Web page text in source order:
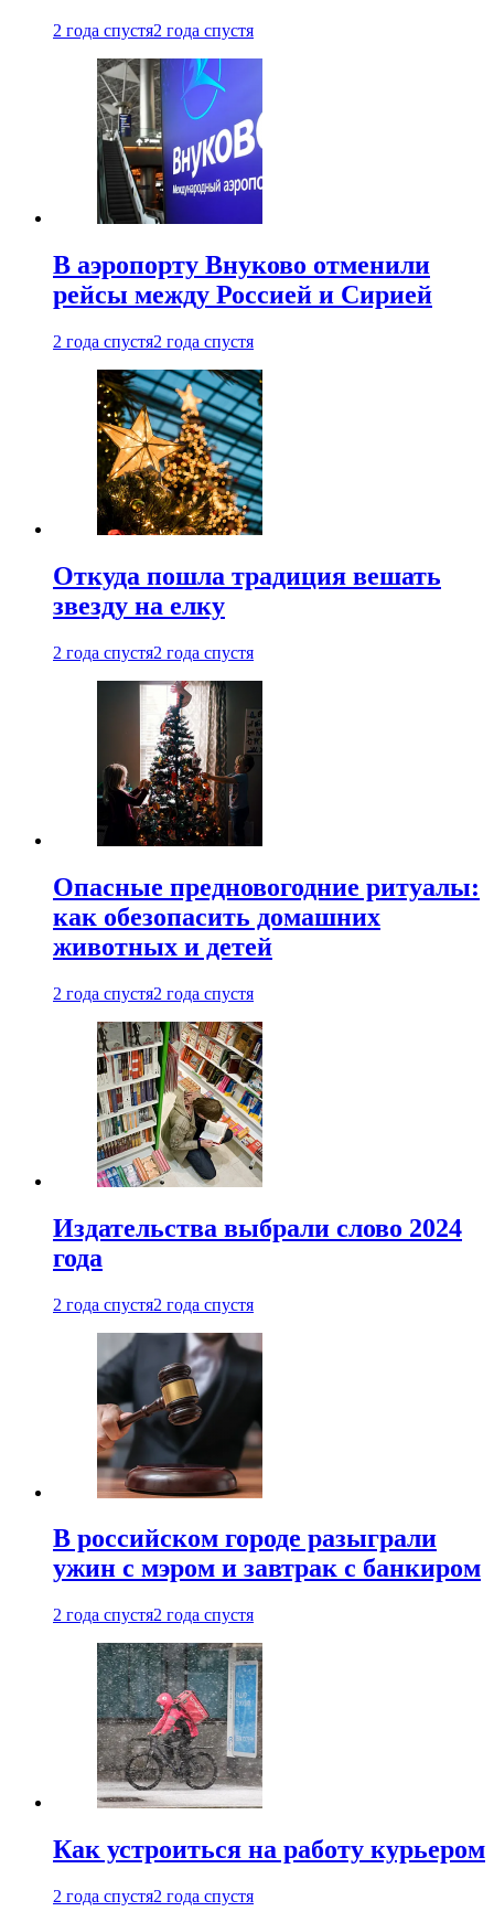
2 года спустя2 года спустя
В аэропорту Внуково отменили
рейсы между Россией и Сирией
2 года спустя2 года спустя
Откуда пошла традиция вешать
звезду на елку
2 года спустя2 года спустя
Опасные предновогодние ритуалы:
как обезопасить домашних
животных и детей
2 года спустя2 года спустя
Издательства выбрали слово 2024
года
2 года спустя2 года спустя
В российском городе разыграли
ужин с мэром и завтрак с банкиром
2 года спустя2 года спустя
Как устроиться на работу курьером
2 года спустя2 года спустя